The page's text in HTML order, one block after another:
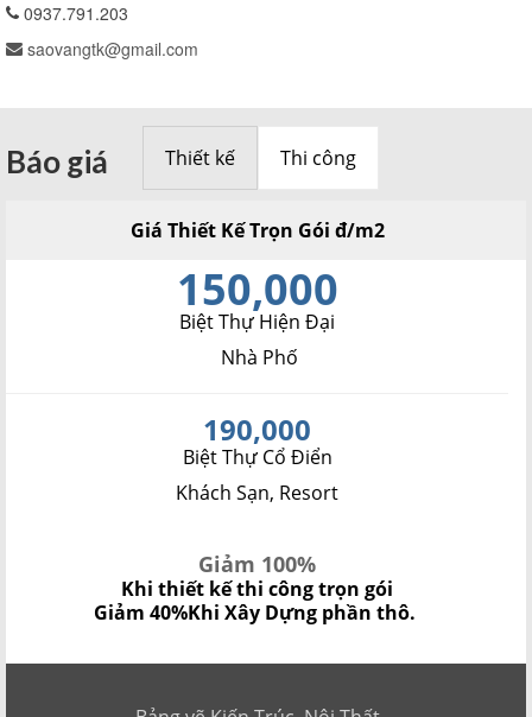
0937.791.203
saovangtk@gmail.com
Báo giá Thiết kế Thi công
Giá Thiết Kế Trọn Gói đ/m2
150,000
Biệt Thự Hiện Đại
Nhà Phố
190,000
Biệt Thự Cổ Điển
Khách Sạn, Resort
Giảm 100%
Khi thiết kế thi công trọn gói
Giảm 40%Khi Xây Dựng phần thô.